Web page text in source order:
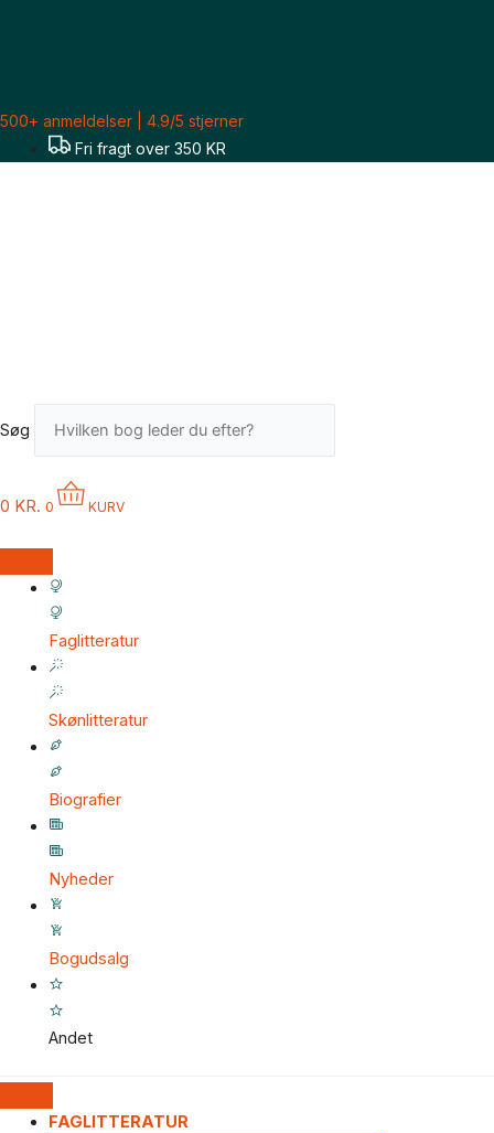
500+ anmeldelser | 4.9/5 stjerner
Fri fragt over 350 KR
Søg
0 KR. 0 KURV
Faglitteratur
Skønlitteratur
Biografier
Nyheder
Bogudsalg
Andet
FAGLITTERATUR